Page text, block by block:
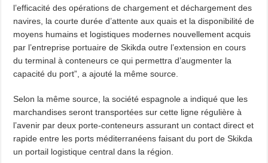
l’efficacité des opérations de chargement et déchargement des
navires, la courte durée d’attente aux quais et la disponibilité de
moyens humains et logistiques modernes nouvellement acquis
par l’entreprise portuaire de Skikda outre l’extension en cours
du terminal à conteneurs ce qui permettra d’augmenter la
capacité du port”, a ajouté la même source.
Selon la même source, la société espagnole a indiqué que les
marchandises seront transportées sur cette ligne régulière à
l’avenir par deux porte-conteneurs assurant un contact direct et
rapide entre les ports méditerranéens faisant du port de Skikda
un portail logistique central dans la région.